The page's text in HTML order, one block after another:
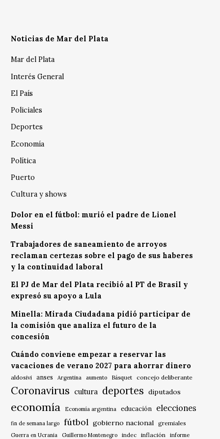
Noticias de Mar del Plata
Mar del Plata
Interés General
El País
Policiales
Deportes
Economía
Política
Puerto
Cultura y shows
Dolor en el fútbol: murió el padre de Lionel
Messi
Trabajadores de saneamiento de arroyos
reclaman certezas sobre el pago de sus haberes
y la continuidad laboral
El PJ de Mar del Plata recibió al PT de Brasil y
expresó su apoyo a Lula
Minella: Mirada Ciudadana pidió participar de
la comisión que analiza el futuro de la
concesión
Cuándo conviene empezar a reservar las
vacaciones de verano 2027 para ahorrar dinero
aldosivi anses Argentina aumento Básquet concejo deliberante
Coronavirus cultura deportes diputados
economía Economía argentina educación elecciones
fin de semana largo fútbol gobierno nacional gremiales
Guerra en Ucrania Guillermo Montenegro indec inflación informe